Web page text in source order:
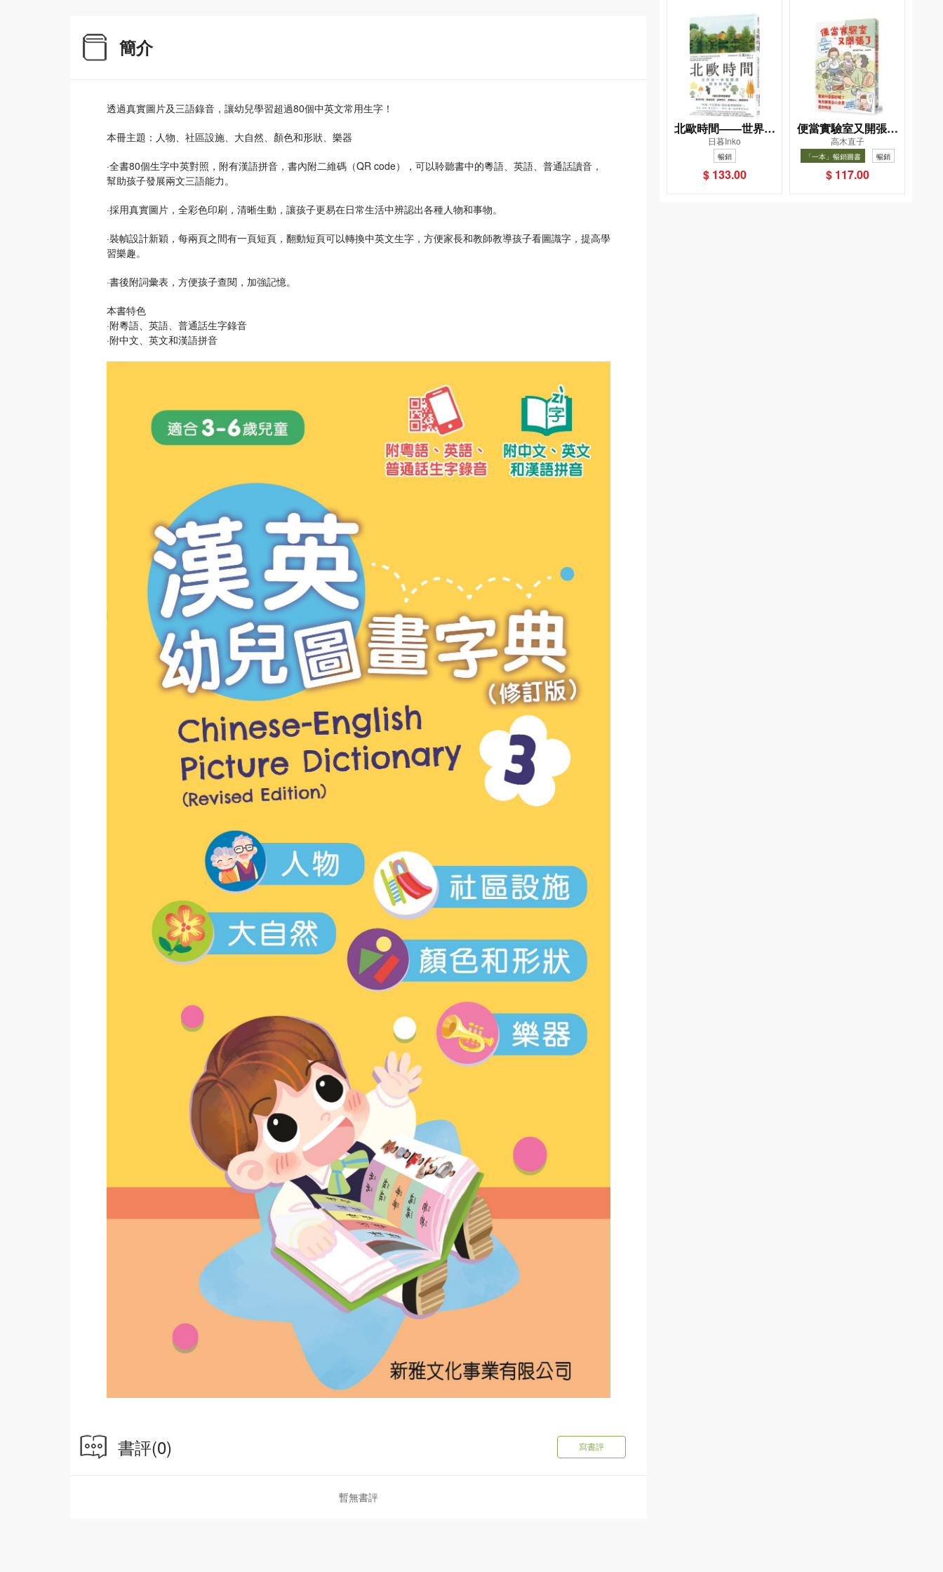
簡介
透過真實圖片及三語錄音，讓幼兒學習超過80個中英文常用生字！
本冊主題：人物、社區設施、大自然、顏色和形狀、樂器
·全書80個生字中英對照，附有漢語拼音，書內附二維碼（QR code），可以聆聽書中的粵語、英語、普通話讀音，
幫助孩子發展兩文三語能力。
·採用真實圖片，全彩色印刷，清晰生動，讓孩子更易在日常生活中辨認出各種人物和事物。
·裝幀設計新穎，每兩頁之間有一頁短頁，翻動短頁可以轉換中英文生字，方便家長和教師教導孩子看圖識字，提高學
習樂趣。
·書後附詞彙表，方便孩子查閱，加強記憶。
本書特色
·附粵語、英語、普通話生字錄音
·附中文、英文和漢語拼音
書評(0) 寫書評
暫無書評
北歐時間——世界第
一幸福國度教會我的
事
日暮Inko
暢銷
$ 133.00
便當實驗室又開張了
——日日和特別日的
菜單挑戰記
高木直子
「一本」暢銷圖書 暢銷
$ 117.00